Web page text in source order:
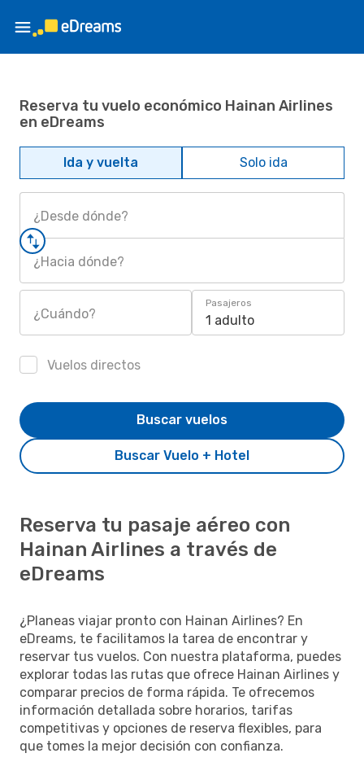
Reserva tu vuelo económico Hainan Airlines
en eDreams
Ida y vuelta Solo ida
¿Desde dónde?
¿Hacia dónde?
¿Cuándo?
Pasajeros
1 adulto
Vuelos directos
Buscar Vuelo + Hotel
Buscar vuelos
Reserva tu pasaje aéreo con
Hainan Airlines a través de
eDreams
¿Planeas viajar pronto con Hainan Airlines? En
eDreams, te facilitamos la tarea de encontrar y
reservar tus vuelos. Con nuestra plataforma, puedes
explorar todas las rutas que ofrece Hainan Airlines y
comparar precios de forma rápida. Te ofrecemos
información detallada sobre horarios, tarifas
competitivas y opciones de reserva flexibles, para
que tomes la mejor decisión con confianza.